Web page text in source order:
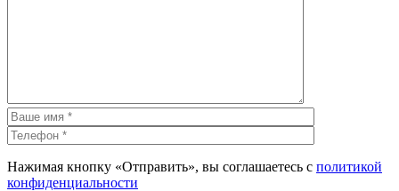
Нажимая кнопку «Отправить», вы соглашаетесь с политикой
конфиденциальности